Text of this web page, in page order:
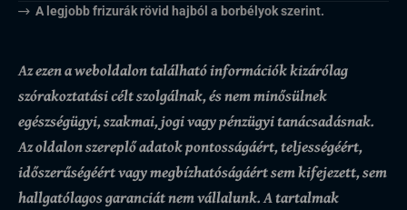
A legjobb frizurák rövid hajból a borbélyok szerint.
Az ezen a weboldalon található információk kizárólag
szórakoztatási célt szolgálnak, és nem minősülnek
egészségügyi, szakmai, jogi vagy pénzügyi tanácsadásnak.
Az oldalon szereplő adatok pontosságáért, teljességéért,
időszerűségéért vagy megbízhatóságáért sem kifejezett, sem
hallgatólagos garanciát nem vállalunk.A tartalmak